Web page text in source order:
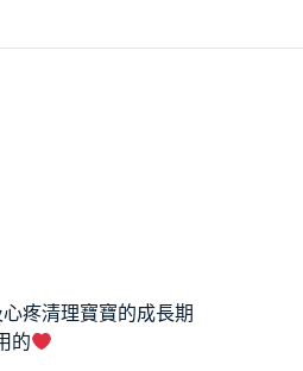
疼清理寶寶的成長期
的